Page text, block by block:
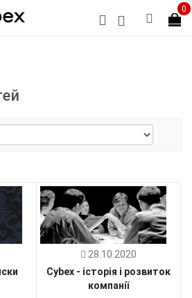
0
28.10.2020
Cybex - історія і розвиток
компанії